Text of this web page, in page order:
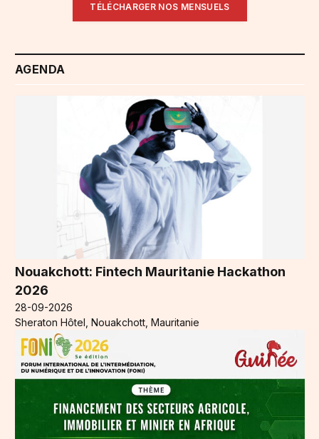
TÉLÉCHARGER NOS MENSUELS
AGENDA
Nouakchott: Fintech Mauritanie Hackathon
2026
28-09-2026
Sheraton Hôtel, Nouakchott, Mauritanie